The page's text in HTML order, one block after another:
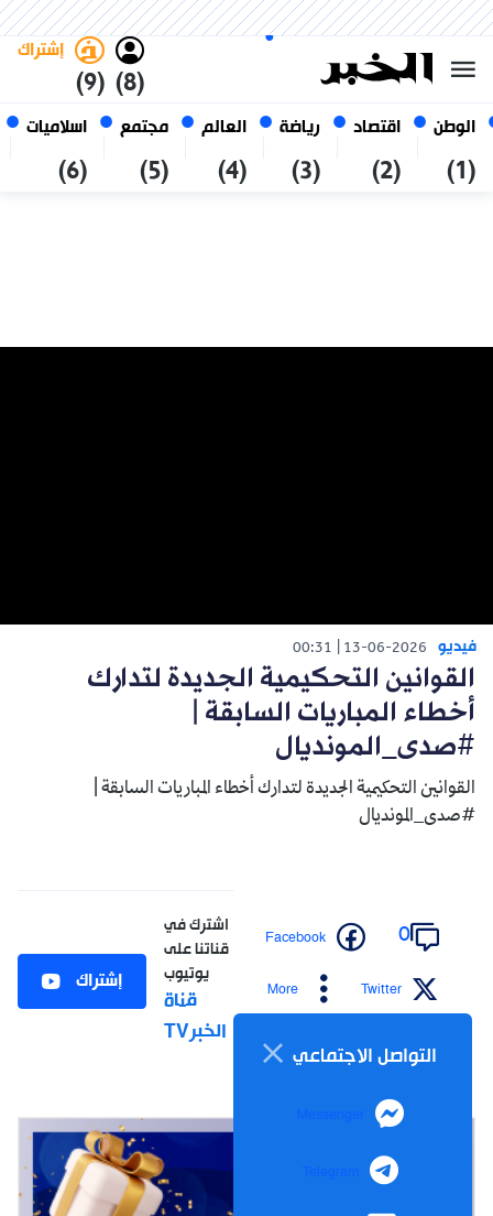
الوطن
(1)
اقتصاد
(2)
رياضة
(3)
العالم
(4)
مجتمع
(5)
اسلاميات
(6)
(8)
إشتراك
(9)
07 أغسطس 2026
الجزائر
فيديو 13-06-2026
00:31
القوانين التحكيمية الجديدة لتدارك
أخطاء المباريات السابقة |
#صدى_المونديال
القوانين التحكيمية الجديدة لتدارك أخطاء المباريات السابقة |
#صدى_المونديال
0
Facebook
Twitter
More
التواصل الاجتماعي
Messenger
Telegram
اشترك في
قناتنا على
يوتيوب
قناة
الخبرTV
إشتراك